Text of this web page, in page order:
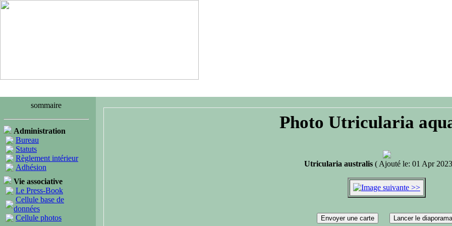
sommaire
Administration
Bureau
Statuts
Règlement intérieur
Adhésion
Vie associative
Le Press-Book
Cellule base de
données
Cellule photos
Photo Utricularia
Utricularia australis ( Ajouté le: 01 Apr